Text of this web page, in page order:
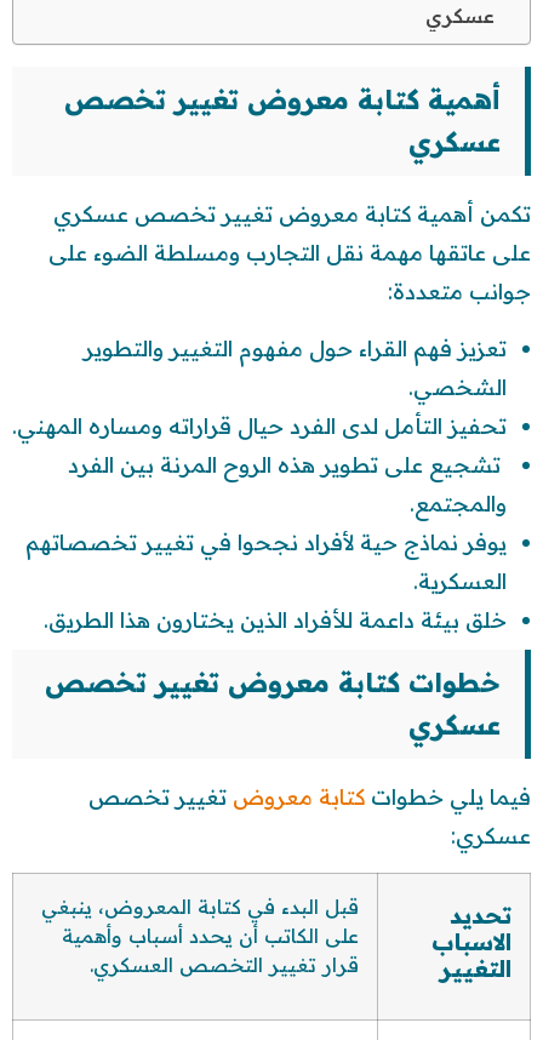
عسكري
أهمية كتابة معروض تغيير تخصص
عسكري
تكمن أهمية كتابة معروض تغيير تخصص عسكري
على عاتقها مهمة نقل التجارب ومسلطة الضوء على
جوانب متعددة:
تعزيز فهم القراء حول مفهوم التغيير والتطوير
الشخصي.
تحفيز التأمل لدى الفرد حيال قراراته ومساره المهني.
تشجيع على تطوير هذه الروح المرنة بين الفرد
والمجتمع.
يوفر نماذج حية لأفراد نجحوا في تغيير تخصصاتهم
العسكرية.
خلق بيئة داعمة للأفراد الذين يختارون هذا الطريق.
خطوات كتابة معروض تغيير تخصص
عسكري
فيما يلي خطوات كتابة معروض تغيير تخصص
عسكري:
تحديد
الاسباب
التغيير
قبل البدء في كتابة المعروض، ينبغي
على الكاتب أن يحدد أسباب وأهمية
قرار تغيير التخصص العسكري.